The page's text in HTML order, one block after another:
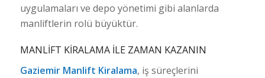
uygulamaları ve depo yönetimi gibi alanlarda
manliftlerin rolü büyüktür.
MANLIFT KIRALAMA ILE ZAMAN KAZANIN
Gaziemir Manlift Kiralama, iş süreçlerini